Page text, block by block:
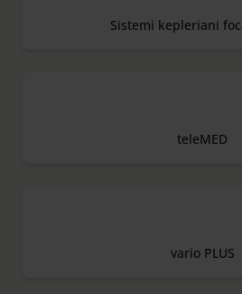
Sistemi kepleriani
teleMED
vario PLUS